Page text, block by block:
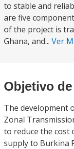
to stable and
are five
of the project is
Ghana, and... Ver
Objetivo
The development
Zonal
to reduce the cost
supply to Burkina